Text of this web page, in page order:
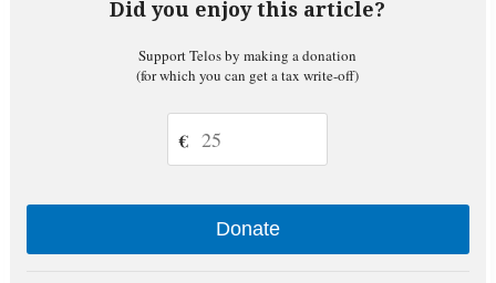
Did you enjoy this article?
Support Telos by making a donation
(for which you can get a tax write-off)
€
Donate